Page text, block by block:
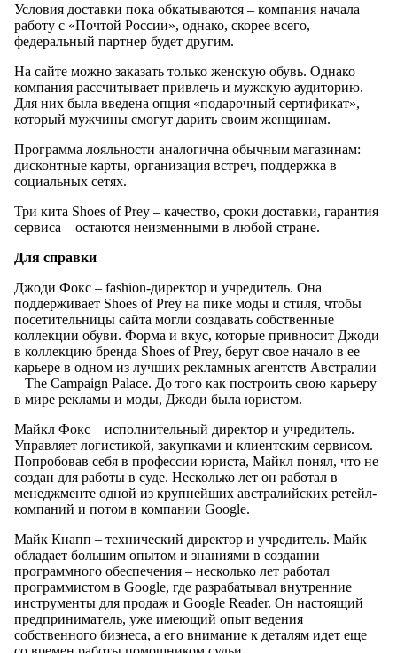
Условия доставки пока обкатываются – компания начала
работу с «Почтой России», однако, скорее всего,
федеральный партнер будет другим.
На сайте можно заказать только женскую обувь. Однако
компания рассчитывает привлечь и мужскую аудиторию.
Для них была введена опция «подарочный сертификат»,
который мужчины смогут дарить своим женщинам.
Программа лояльности аналогична обычным магазинам:
дисконтные карты, организация встреч, поддержка в
социальных сетях.
Три кита Shoes of Prey – качество, сроки доставки, гарантия
сервиса – остаются неизменными в любой стране.
Для справки
Джоди Фокс – fashion-директор и учредитель. Она
поддерживает Shoes of Prey на пике моды и стиля, чтобы
посетительницы сайта могли создавать собственные
коллекции обуви. Форма и вкус, которые привносит Джоди
в коллекцию бренда Shoes of Prey, берут свое начало в ее
карьере в одном из лучших рекламных агентств Австралии
– The Campaign Palace. До того как построить свою карьеру
в мире рекламы и моды, Джоди была юристом.
Майкл Фокс – исполнительный директор и учредитель.
Управляет логистикой, закупками и клиентским сервисом.
Попробовав себя в профессии юриста, Майкл понял, что не
создан для работы в суде. Несколько лет он работал в
менеджменте одной из крупнейших австралийских ретейл-
компаний и потом в компании Google.
Майк Кнапп – технический директор и учредитель. Майк
обладает большим опытом и знаниями в создании
программного обеспечения – несколько лет работал
программистом в Google, где разрабатывал внутренние
инструменты для продаж и Google Reader. Он настоящий
предприниматель, уже имеющий опыт ведения
собственного бизнеса, а его внимание к деталям идет еще